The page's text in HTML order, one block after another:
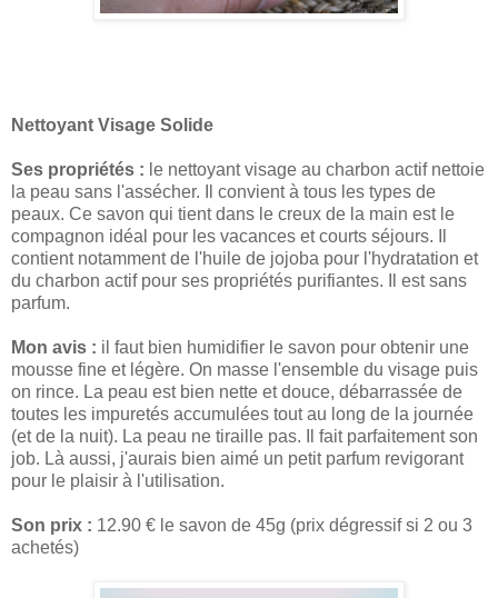
Nettoyant Visage Solide
Ses propriétés : le nettoyant visage au charbon actif nettoie
la peau sans l'assécher. Il convient à tous les types de
peaux. Ce savon qui tient dans le creux de la main est le
compagnon idéal pour les vacances et courts séjours. Il
contient notamment de l'huile de jojoba pour l'hydratation et
du charbon actif pour ses propriétés purifiantes. Il est sans
parfum.
Mon avis : il faut bien humidifier le savon pour obtenir une
mousse fine et légère. On masse l'ensemble du visage puis
on rince. La peau est bien nette et douce, débarrassée de
toutes les impuretés accumulées tout au long de la journée
(et de la nuit). La peau ne tiraille pas. Il fait parfaitement son
job. Là aussi, j'aurais bien aimé un petit parfum revigorant
pour le plaisir à l'utilisation.
Son prix : 12.90 € le savon de 45g (prix dégressif si 2 ou 3
achetés)